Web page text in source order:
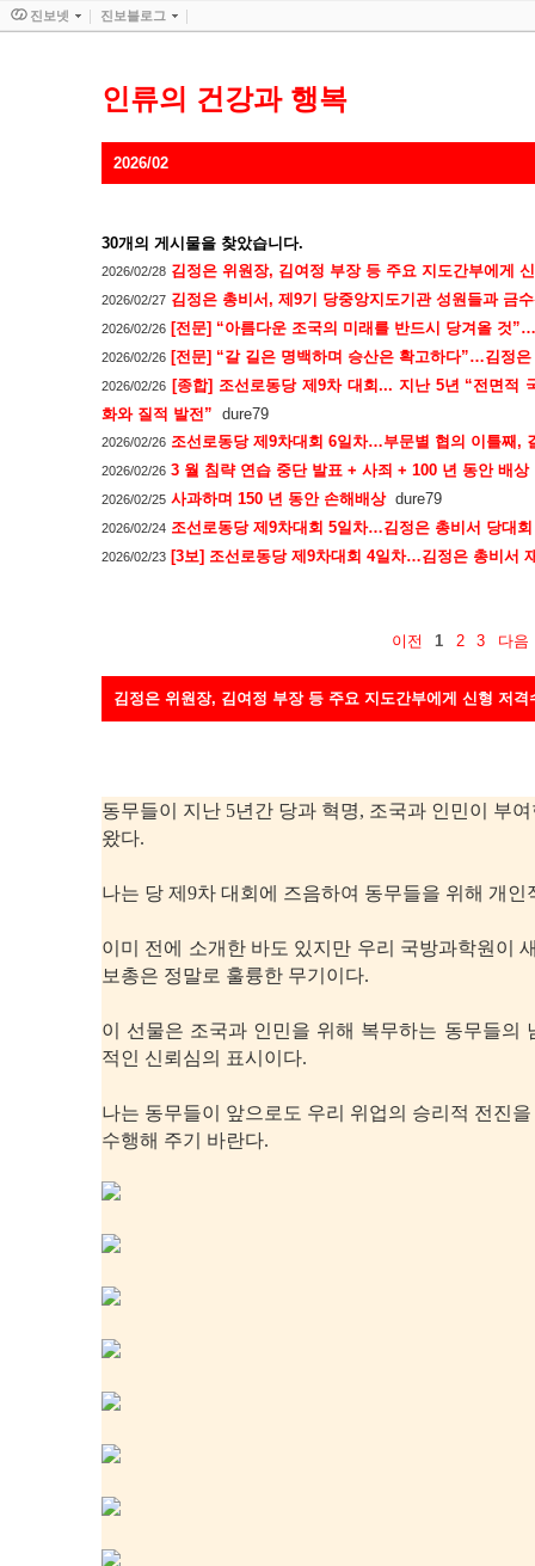
인류의 건강과 행복
2026/02
30개의 게시물을 찾았습니다.
2026/02/28 김정은 위원장, 김여정 부장 등 주요 지도간부에게
2026/02/27 김정은 총비서, 제9기 당중앙지도기관 성원들과 금
2026/02/26 [전문] “아름다운 조국의 미래를 반드시 당겨올 것
2026/02/26 [전문] “갈 길은 명백하며 승산은 확고하다”…김정
2026/02/26 [종합] 조선로동당 제9차 대회... 지난 5년 “전면적
화와 질적 발전”
dure79
2026/02/26 조선로동당 제9차대회 6일차…부문별 협의 이틀째,
2026/02/26 3 월 침략 연습 중단 발표 + 사죄 + 100 년 동안 배상
2026/02/25 사과하며 150 년 동안 손해배상 dure79
2026/02/24 조선로동당 제9차대회 5일차…김정은 총비서 당대
2026/02/23 [3보] 조선로동당 제9차대회 4일차…김정은 총비서
이전 1 2 3 다음
김정은 위원장, 김여정 부장 등 주요 지도간부에게 신형 저격
동무들이 지난 5년간 당과 혁명, 조국과 인민이 부
왔다.
나는 당 제9차 대회에 즈음하여 동무들을 위해 개
이미 전에 소개한 바도 있지만 우리 국방과학원이
보총은 정말로 훌륭한 무기이다.
이 선물은 조국과 인민을 위해 복무하는 동무들의
적인 신뢰심의 표시이다.
나는 동무들이 앞으로도 우리 위업의 승리적 전진
수행해 주기 바란다.
진보넷 진보블로그